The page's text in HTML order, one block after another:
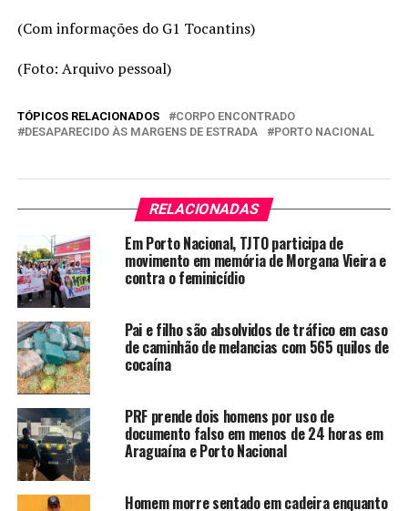
(Com informações do G1 Tocantins)
(Foto: Arquivo pessoal)
TÓPICOS RELACIONADOS
CORPO ENCONTRADO
DESAPARECIDO ÀS MARGENS DE ESTRADA
PORTO NACIONAL
RELACIONADAS
Em Porto Nacional, TJTO participa de
movimento em memória de Morgana Vieira e
contra o feminicídio
Pai e filho são absolvidos de tráfico em caso
de caminhão de melancias com 565 quilos de
cocaína
PRF prende dois homens por uso de
documento falso em menos de 24 horas em
Araguaína e Porto Nacional
Homem morre sentado em cadeira enquanto